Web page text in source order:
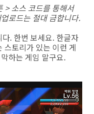
> 소스 코드를 통해서
로드는 절대 금합니다.
. 한번 보세요. 한글자
스토리가 있는 이런 게
하는 게임 말구요.